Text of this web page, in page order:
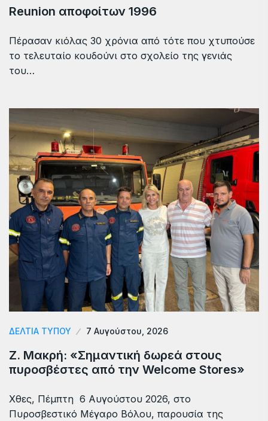
Reunion αποφοίτων 1996
Πέρασαν κιόλας 30 χρόνια από τότε που χτυπούσε
το τελευταίο κουδούνι στο σχολείο της γενιάς
του…
ΔΕΛΤΙΑ ΤΥΠΟΥ 7 Αυγούστου, 2026
Ζ. Μακρή: «Σημαντική δωρεά στους
πυροσβέστες από την Welcome Stores»
Χθες, Πέμπτη 6 Αυγούστου 2026, στο
Πυροσβεστικό Μέγαρο Βόλου, παρουσία της